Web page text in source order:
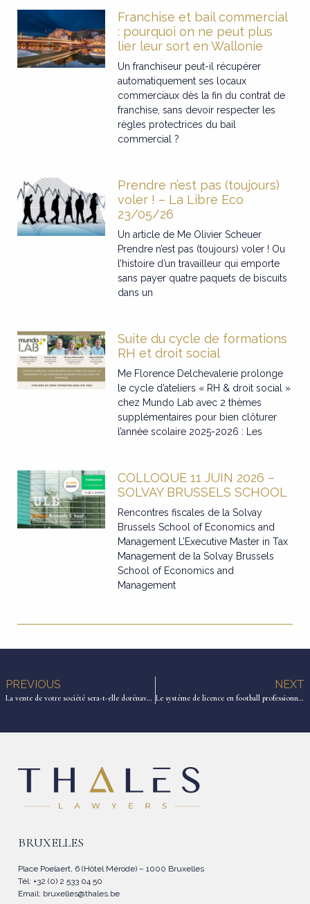
Franchise et bail commercial
: pourquoi on ne peut plus
lier leur sort en Wallonie
Un franchiseur peut-il récupérer
automatiquement ses locaux
commerciaux dès la fin du contrat de
franchise, sans devoir respecter les
règles protectrices du bail
commercial ?
Prendre n’est pas (toujours)
voler ! – La Libre Eco
23/05/26
Un article de Me Olivier Scheuer
Prendre n’est pas (toujours) voler ! Ou
l’histoire d’un travailleur qui emporte
sans payer quatre paquets de biscuits
dans un
Suite du cycle de formations
RH et droit social
Me Florence Delchevalerie prolonge
le cycle d’ateliers « RH & droit social »
chez Mundo Lab avec 2 thèmes
supplémentaires pour bien clôturer
l’année scolaire 2025-2026 : Les
COLLOQUE 11 JUIN 2026 –
SOLVAY BRUSSELS SCHOOL
Rencontres fiscales de la Solvay
Brussels School of Economics and
Management L’Executive Master in Tax
Management de la Solvay Brussels
School of Economics and
Management
PREVIOUS
La vente de votre société sera-t-elle dorénavant taxée ?
NEXT
Le système de licence en football professionnel et les voies de recours
BRUXELLES
Place Poelaert, 6 (Hôtel Mérode) – 1000 Bruxelles
Tél: +32 (0) 2 533 04 50
Email: bruxelles@thales.be